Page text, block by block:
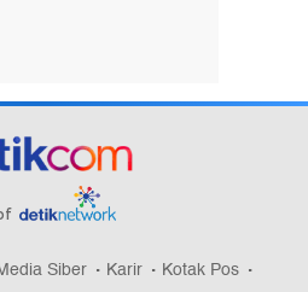
Siber Karir
Kotak Pos